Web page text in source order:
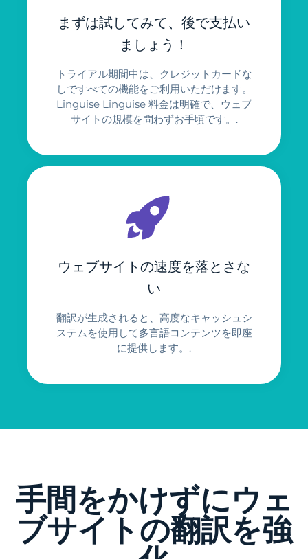
まずは試してみて、後で支払い
ましょう！
トライアル期間中は、クレジットカードな
しですべての機能をご利用いただけます。
Linguise Linguise 料金は明確で、ウェブ
サイトの規模を問わずお手頃です。.
ウェブサイトの速度を落とさな
い
翻訳が生成されると、高度なキャッシュシ
ステムを使用して多言語コンテンツを即座
に提供します。.
手間をかけずにウェ
ブサイトの翻訳を強